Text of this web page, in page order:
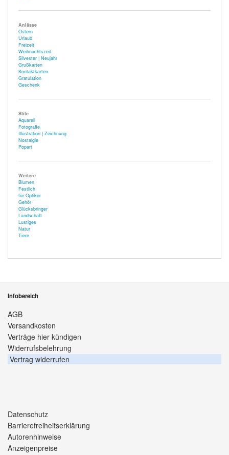
Anlässe
Ostern
Urlaub
Freizeit
Weihnachtszeit
Silvester | Neujahr
Grußkarten
Kontaktkarten
Gratulation
Geschenk
Stile
Aquarell
Fotografie
Illustration | Zeichnung
Nostalgie
Popart
Weitere
Blumen
Festlich
für Optiker
Gehör
Glücksbringer
Landschaft
Lustiges
Natur
Tiere
Infobereich
AGB
Versandkosten
Verträge hier kündigen
Widerrufsbelehrung
Vertrag widerrufen
Datenschutz
Barrierefreiheitserklärung
Autorenhinweise
Anzeigenpreise